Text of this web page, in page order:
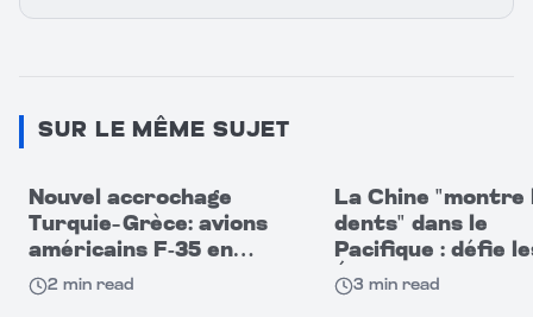
SUR LE MÊME SUJET
Nouvel accrochage
Turquie–Grèce: avions
américains F-35 en
cause
2 min read
La Chine "montre
dents" dans le
Pacifique : défie
États-Unis par
capacités
3 min read